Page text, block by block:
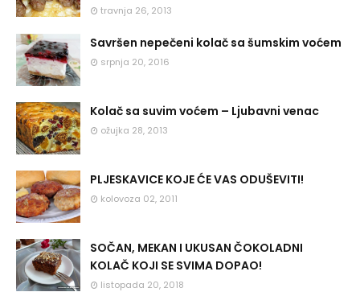
travnja 26, 2013
Savršen nepečeni kolač sa šumskim voćem
srpnja 20, 2016
Kolač sa suvim voćem – Ljubavni venac
ožujka 28, 2013
PLJESKAVICE KOJE ĆE VAS ODUŠEVITI!
kolovoza 02, 2011
SOČAN, MEKAN I UKUSAN ČOKOLADNI
KOLAČ KOJI SE SVIMA DOPAO!
listopada 20, 2018